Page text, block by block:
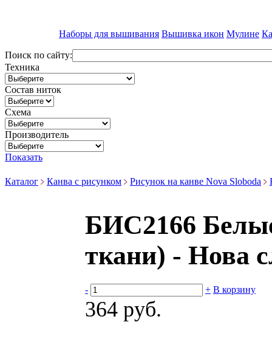
Наборы для вышивания Вышивка икон Мулине
Поиск по сайту:
Техника
Состав ниток
Схема
Производитель
Показать
Каталог Канва с рисунком Рисунок на канве Nova Sloboda
БИС2166
ткани) - Нова
- + В корзину
364 руб.